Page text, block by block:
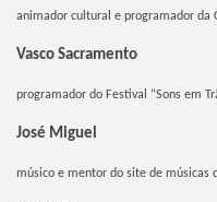
animador cultural e programador da
Vasco Sacramento
programador do Festival “Sons em
José Miguel
músico e mentor do site de músicas